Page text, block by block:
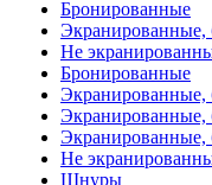
Бронированные
Экранированные,
Не
Бронированные
Экранированные,
Экранированные,
Экранированные,
Не
Шнуры